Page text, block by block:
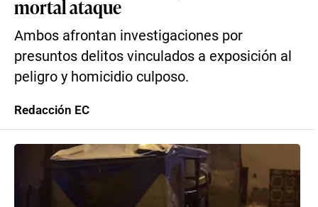
mortal ataque
Ambos afrontan investigaciones por
presuntos delitos vinculados a exposición al
peligro y homicidio culposo.
Redacción EC